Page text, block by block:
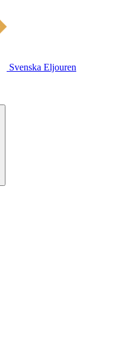
Svenska Eljouren